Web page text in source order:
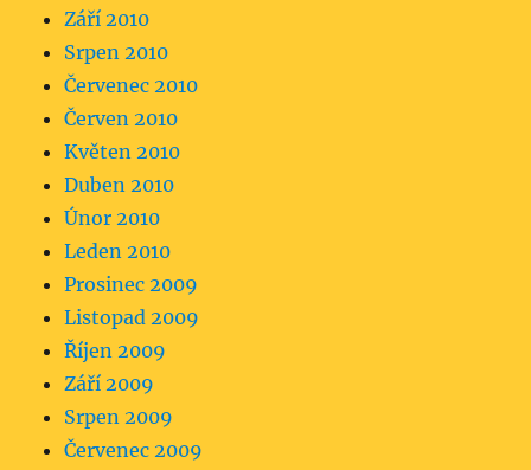
Září 2010
Srpen 2010
Červenec 2010
Červen 2010
Květen 2010
Duben 2010
Únor 2010
Leden 2010
Prosinec 2009
Listopad 2009
Říjen 2009
Září 2009
Srpen 2009
Červenec 2009